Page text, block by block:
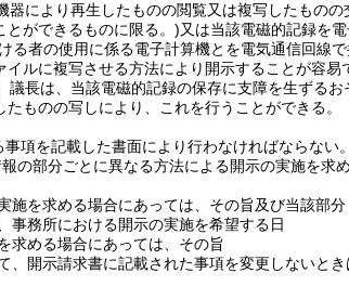
により再生したものの閲覧又は複写したものの
とができるものに限る。)又は当該電磁的記録を
る者の使用に係る電子計算機とを電気通信回線
ルに複写させる方法により開示することが容易
長は、当該電磁的記録の保存に支障を生ずる
ものの写しにより、これを行うことができる。
項を記載した書面により行わなければならない。
の部分ごとに異なる方法による開示の実施を求
施を求める場合にあっては、その旨及び当該部分
事務所における開示の実施を希望する日
求める場合にあっては、その旨
開示請求書に記載された事項を変更しないとき